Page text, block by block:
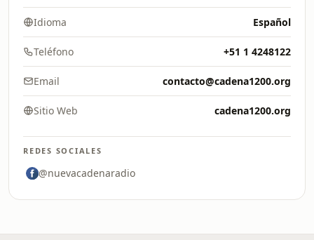
Idioma Español
Teléfono +51 1 4248122
Email contacto@cadena1200.org
Sitio Web cadena1200.org
REDES SOCIALES
@nuevacadenaradio